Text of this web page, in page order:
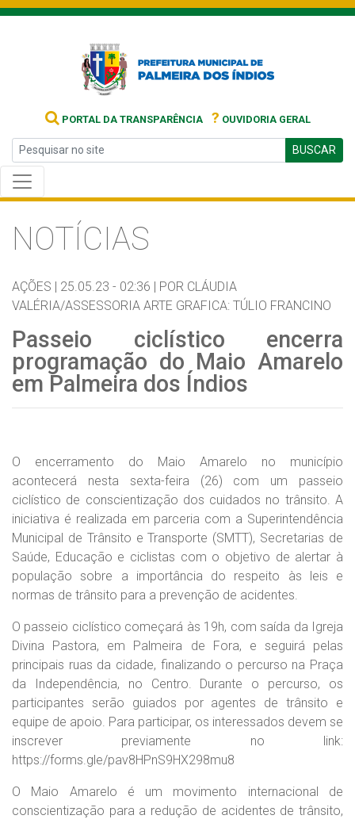
PORTAL DA TRANSPARÊNCIA ? OUVIDORIA GERAL
BUSCAR
NOTÍCIAS
AÇÕES | 25.05.23 - 02:36 | POR CLÁUDIA
VALÉRIA/ASSESSORIA ARTE GRAFICA: TÚLIO FRANCINO
Passeio ciclístico encerra
programação do Maio Amarelo
em Palmeira dos Índios
O encerramento do Maio Amarelo no município
acontecerá nesta sexta-feira (26) com um passeio
ciclístico de conscientização dos cuidados no trânsito. A
iniciativa é realizada em parceria com a Superintendência
Municipal de Trânsito e Transporte (SMTT), Secretarias de
Saúde, Educação e ciclistas com o objetivo de alertar à
população sobre a importância do respeito às leis e
normas de trânsito para a prevenção de acidentes.
O passeio ciclístico começará às 19h, com saída da Igreja
Divina Pastora, em Palmeira de Fora, e seguirá pelas
principais ruas da cidade, finalizando o percurso na Praça
da Independência, no Centro. Durante o percurso, os
participantes serão guiados por agentes de trânsito e
equipe de apoio. Para participar, os interessados devem se
inscrever previamente no link:
https://forms.gle/pav8HPnS9HX298mu8
O Maio Amarelo é um movimento internacional de
conscientização para a redução de acidentes de trânsito,